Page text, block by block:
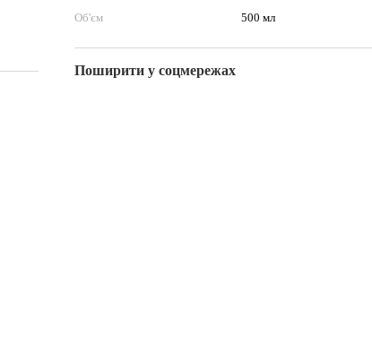
Об'єм
500 мл
Поширити у соцмережах